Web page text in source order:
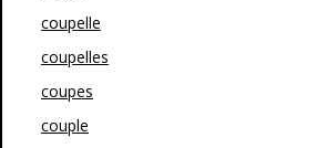
coupelle
coupelles
coupes
couple